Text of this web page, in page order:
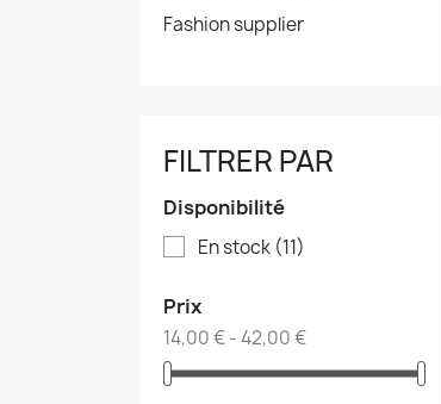
Fashion supplier
FILTRER PAR
Disponibilité
En stock (11)
Prix
14,00 € - 42,00 €